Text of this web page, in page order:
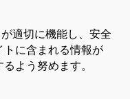
適切に機能し、安全
に含まれる情報が
よう努めます。